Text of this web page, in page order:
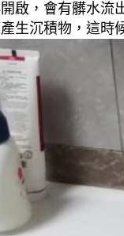
啟，會有髒水
生沉積物，這時